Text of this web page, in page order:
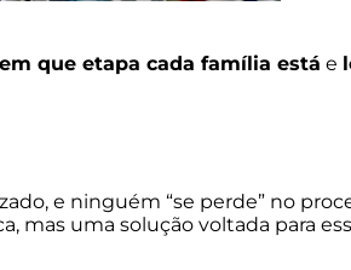
que etapa cada família está e
e ninguém “se perde” no
mas uma solução voltada para